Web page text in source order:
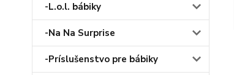
-L.o.l. bábiky
-Na Na Surprise
-Príslušenstvo pre bábiky